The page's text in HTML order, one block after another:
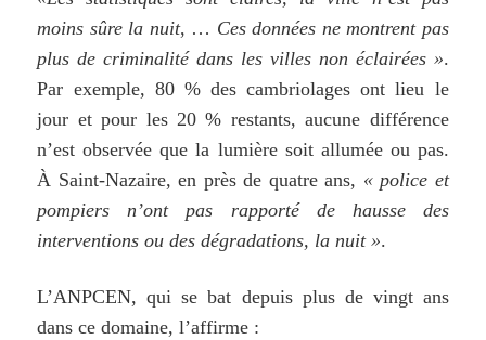
moins sûre la nuit, … Ces données ne montrent pas
plus de criminalité dans les villes non éclairées ».
Par exemple, 80 % des cambriolages ont lieu le
jour et pour les 20 % restants, aucune différence
n’est observée que la lumière soit allumée ou pas.
À Saint-Nazaire, en près de quatre ans, « police et
pompiers n’ont pas rapporté de hausse des
interventions ou des dégradations, la nuit ».
L’ANPCEN, qui se bat depuis plus de vingt ans
dans ce domaine, l’affirme :